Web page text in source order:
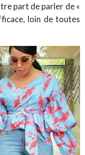
part de parler de «
loin de toutes